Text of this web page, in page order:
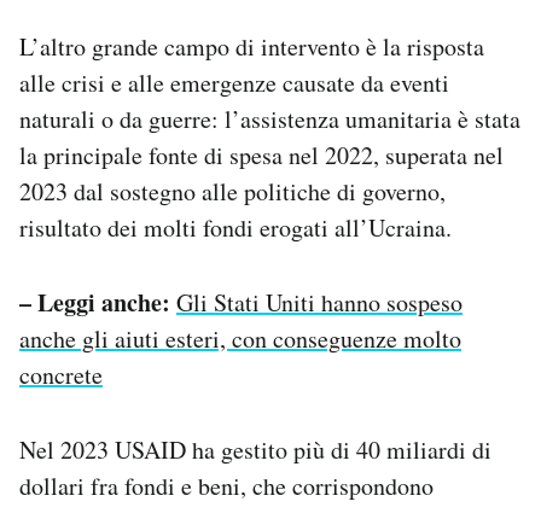
L’altro grande campo di intervento è la risposta
alle crisi e alle emergenze causate da eventi
naturali o da guerre: l’assistenza umanitaria è stata
la principale fonte di spesa nel 2022, superata nel
2023 dal sostegno alle politiche di governo,
risultato dei molti fondi erogati all’Ucraina.
– Leggi anche: Gli Stati Uniti hanno sospeso
anche gli aiuti esteri, con conseguenze molto
concrete
Nel 2023 USAID ha gestito più di 40 miliardi di
dollari fra fondi e beni, che corrispondono